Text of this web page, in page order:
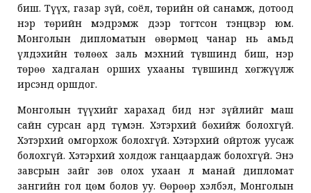
биш. Түүх, газар зүй, соёл, төрийн ой санамж, дотоод
нэр төрийн мэдрэмж дээр тогтсон тэнцвэр юм.
Монголын дипломатын өвөрмөц чанар нь амьд
үлдэхийн төлөөх заль мэхний түвшинд биш, нэр
төрөө хадгалан орших ухааны түвшинд хөгжүүлж
ирсэнд оршдог.
Монголын түүхийг харахад бид нэг зүйлийг маш
сайн сурсан ард түмэн. Хэтэрхий бөхийж болохгүй.
Хэтэрхий омгорхож болохгүй. Хэтэрхий ойртож уусаж
болохгүй. Хэтэрхий холдож ганцаардаж болохгүй. Энэ
завсрын зайг зөв олох ухаан л манай дипломат
зангийн гол цөм болов уу. Өөрөөр хэлбэл, Монголын